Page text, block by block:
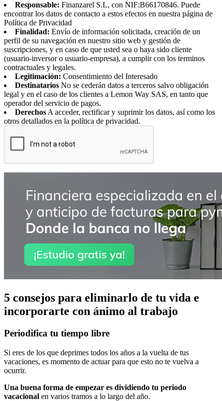
Responsable: Finanzarel S.L, con NIF:B66170846. Puede
encontrar los datos de contacto a estos efectos en nuestra página de
Política de Privacidad
Finalidad: Envío de información solicitada, creación de un
perfil de su navegación en nuestro sitio web y gestión de
suscripciones, y en caso de que usted sea o haya sido cliente
(usuario-inversor o usuario-empresa), a cumplir con los terminos
contractuales y legales.
Legitimación: Consentimiento del Interesado
Destinatarios No se cederán datos a terceros salvo obligación
legal y en el caso de los clientes a Lemon Way SAS, en tanto que
operador del servicio de pagos.
Derechos A acceder, rectificar y suprimir los datos, así como los
otros detallados en la política de privacidad.
5 consejos para eliminarlo de tu vida e
incorporarte con ánimo al trabajo
Periodifica tu tiempo libre
Si eres de los que deprimes todos los años a la vuelta de tus
vacaciones, es momento de actuar para que esto no te vuelva a
ocurrir.
Una buena forma de empezar es dividiendo tu periodo
vacacional en varios tramos a lo largo del año.